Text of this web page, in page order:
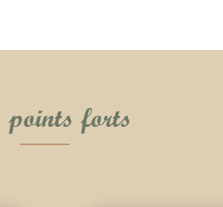
points forts